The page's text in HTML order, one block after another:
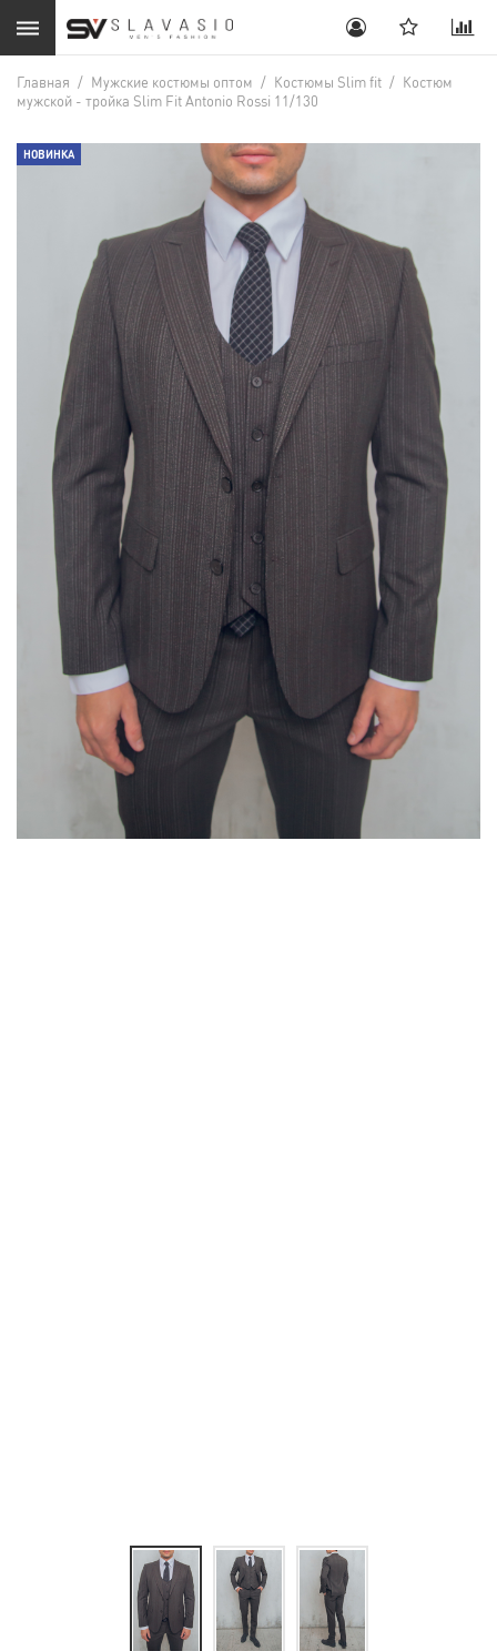
Главная / Мужские костюмы оптом / Костюмы Slim fit / Костюм
мужской - тройка Slim Fit Antonio Rossi 11/130
НОВИНКА